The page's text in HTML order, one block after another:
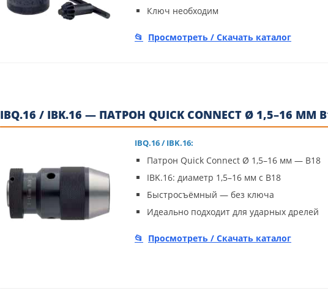
Ключ необходим
Просмотреть / Скачать каталог
IBQ.16 / IBK.16 — ПАТРОН QUICK CONNECT Ø 1,5–16 ММ
IBQ.16 / IBK.16:
Патрон Quick Connect Ø 1,5–16 мм — B18
IBK.16: диаметр 1,5–16 мм с B18
Быстросъёмный — без ключа
Идеально подходит для ударных дрелей
Просмотреть / Скачать каталог